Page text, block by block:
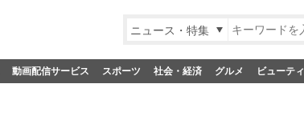
ニュース・特集
動画配信サービス スポーツ 社会・経済 グルメ ビューティ